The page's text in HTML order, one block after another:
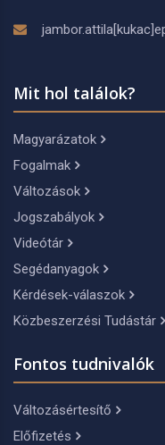
Mit hol találok?
Magyarázatok
Fogalmak
Változások
Jogszabályok
Videótár
Segédanyagok
Kérdések-válaszok
Közbeszerzési Tudástár
Fontos tudnivalók
Változásértesítő
Előfizetés